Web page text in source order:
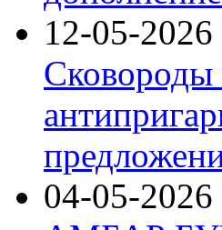
12-05-2026
04-05-2026